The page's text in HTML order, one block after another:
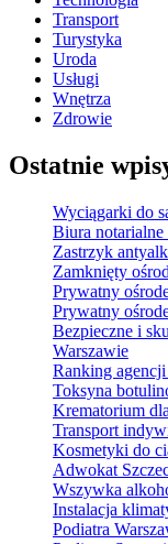
Transport
Turystyka
Uroda
Usługi
Wnętrza
Zdrowie
Ostatnie
Wyciągarki do
Biura notarialne
Zastrzyk
Zamknięty
Prywatny
Prywatny
Bezpieczne i
Warszawie
Ranking
Toksyna
Krematorium
Transport
Kosmetyki do
Adwokat
Wszywka
Instalacja
Podiatra